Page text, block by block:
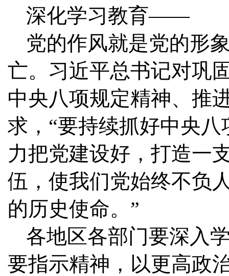
深化学习教育——
党的作风就是党的形
亡。习近平总书记对巩
中央八项规定精神、推
求，“要持续抓好中央
力把党建设好，打造一
伍，使我们党始终不负
的历史使命。”
各地区各部门要深入
要指示精神，以更高政